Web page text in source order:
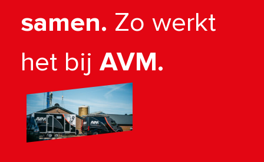
samen. Zo werkt
het bij AVM.